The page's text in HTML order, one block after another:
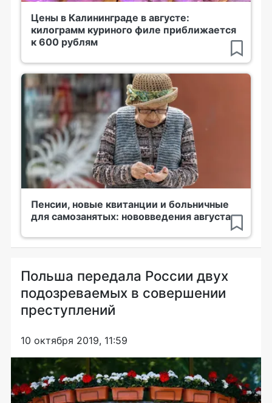
Цены в Калининграде в августе:
килограмм куриного филе приближается
к 600 рублям
Пенсии, новые квитанции и больничные
для самозанятых: нововведения августа
Польша передала России двух
подозреваемых в совершении
преступлений
10 октября 2019, 11:59